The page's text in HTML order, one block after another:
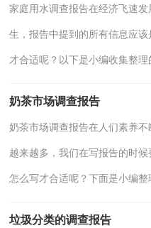
家庭用水调查报告在经济飞速
生，报告中提到的所有信息应
才合适呢？以下是小编收集整
奶茶市场调查报告
奶茶市场调查报告在人们素养
越来越多，我们在写报告的时
怎么写才合适呢？下面是小编
垃圾分类的调查报告